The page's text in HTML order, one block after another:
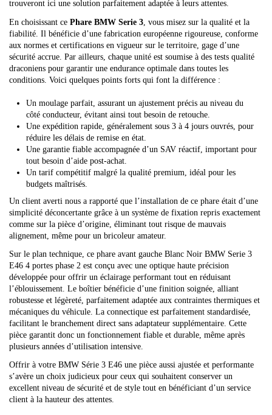
trouveront ici une solution parfaitement adaptée à leurs attentes.
En choisissant ce Phare BMW Serie 3 , vous misez sur la qualité et la
fiabilité. Il bénéficie d’une fabrication européenne rigoureuse, conforme
aux normes et certifications en vigueur sur le territoire, gage d’une
sécurité accrue. Par ailleurs, chaque unité est soumise à des tests qualité
draconiens pour garantir une endurance optimale dans toutes les
conditions. Voici quelques points forts qui font la différence :
Un moulage parfait, assurant un ajustement précis au niveau du
côté conducteur, évitant ainsi tout besoin de retouche.
Une expédition rapide, généralement sous 3 à 4 jours ouvrés, pour
réduire les délais de remise en état.
Une garantie fiable accompagnée d’un SAV réactif, important pour
tout besoin d’aide post-achat.
Un tarif compétitif malgré la qualité premium, idéal pour les
budgets maîtrisés.
Un client averti nous a rapporté que l’installation de ce phare était d’une
simplicité déconcertante grâce à un système de fixation repris exactement
comme sur la pièce d’origine, éliminant tout risque de mauvais
alignement, même pour un bricoleur amateur.
Sur le plan technique, ce phare avant gauche Blanc Noir BMW Serie 3
E46 4 portes phase 2 est conçu avec une optique haute précision
développée pour offrir un éclairage performant tout en réduisant
l’éblouissement. Le boîtier bénéficie d’une finition soignée, alliant
robustesse et légèreté, parfaitement adaptée aux contraintes thermiques et
mécaniques du véhicule. La connectique est parfaitement standardisée,
facilitant le branchement direct sans adaptateur supplémentaire. Cette
pièce garantit donc un fonctionnement fiable et durable, même après
plusieurs années d’utilisation intensive.
Offrir à votre BMW Série 3 E46 une pièce aussi ajustée et performante
s’avère un choix judicieux pour ceux qui souhaitent conserver un
excellent niveau de sécurité et de style tout en bénéficiant d’un service
client à la hauteur des attentes.